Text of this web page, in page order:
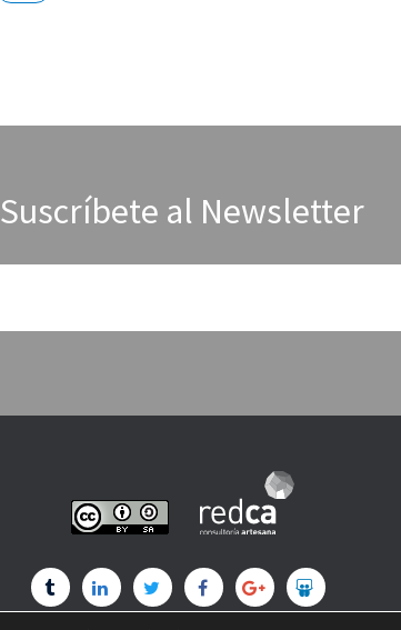
Suscríbete al Newsletter